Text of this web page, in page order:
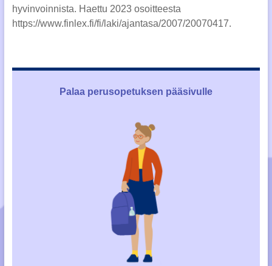
hyvinvoinnista. Haettu 2023 osoitteesta
https://www.finlex.fi/fi/laki/ajantasa/2007/20070417.
Palaa perusopetuksen pääsivulle